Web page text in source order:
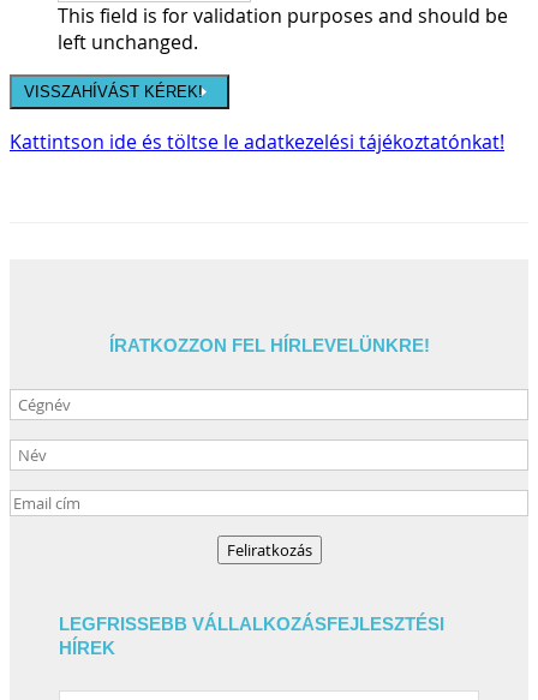
This field is for validation purposes and should be
left unchanged.
Kattintson ide és töltse le adatkezelési tájékoztatónkat!
ÍRATKOZZON FEL HÍRLEVELÜNKRE!
LEGFRISSEBB VÁLLALKOZÁSFEJLESZTÉSI
HÍREK